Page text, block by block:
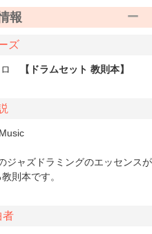
報
ズ
ロ 【ドラムセット 教則本】
ジャズドラミングのエッセンスが
則本です。
者